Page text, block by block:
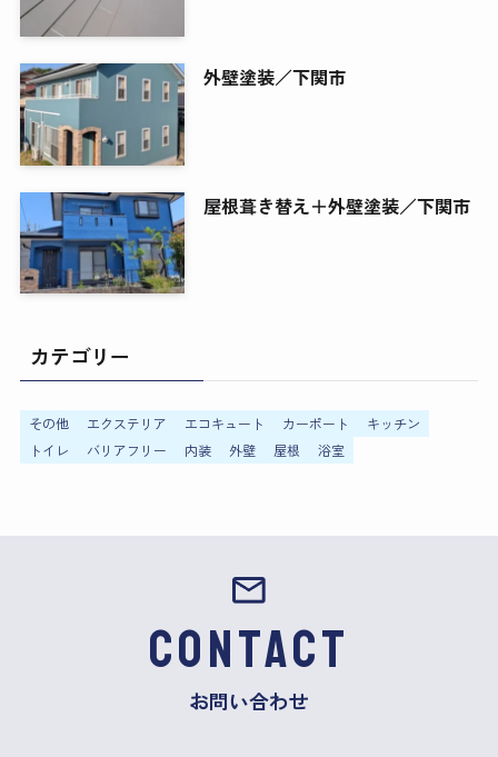
外壁塗装／下関市
屋根葺き替え＋外壁塗装／下関市
カテゴリー
その他 エクステリア エコキュート カーポート
キッチン
トイレ
バリアフリー 内装 外壁 屋根 浴室
CONTACT
お問い合わせ